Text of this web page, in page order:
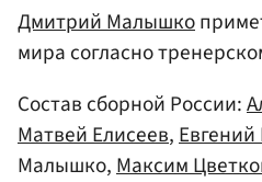
Дмитрий Малышко
мира согласно
Состав сборной России:
Матвей Елисеев,
Малышко,Максим